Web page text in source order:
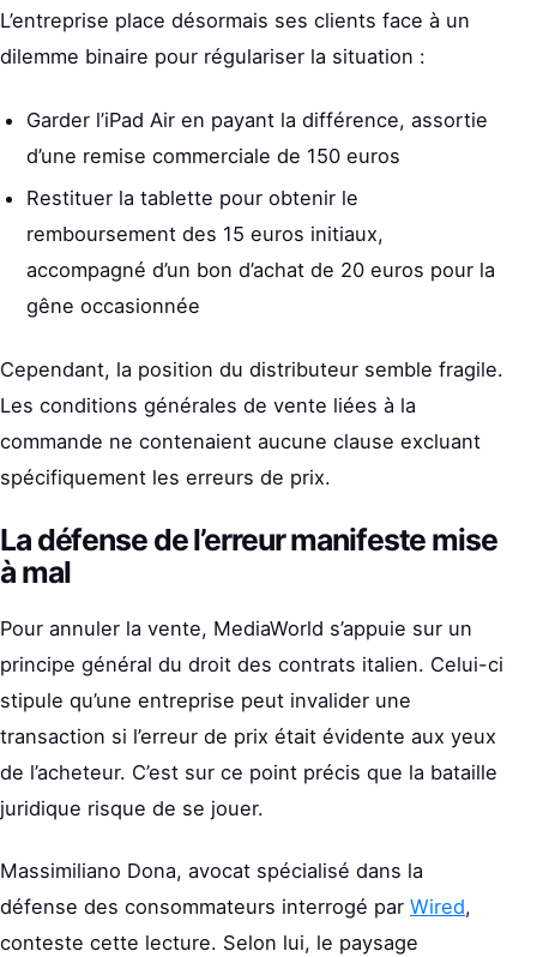
L’entreprise place désormais ses clients face à un
dilemme binaire pour régulariser la situation :
Garder l’iPad Air en payant la différence, assortie
d’une remise commerciale de 150 euros
Restituer la tablette pour obtenir le
remboursement des 15 euros initiaux,
accompagné d’un bon d’achat de 20 euros pour la
gêne occasionnée
Cependant, la position du distributeur semble fragile.
Les conditions générales de vente liées à la
commande ne contenaient aucune clause excluant
spécifiquement les erreurs de prix.
La défense de l’erreur manifeste mise
à mal
Pour annuler la vente, MediaWorld s’appuie sur un
principe général du droit des contrats italien. Celui-ci
stipule qu’une entreprise peut invalider une
transaction si l’erreur de prix était évidente aux yeux
de l’acheteur. C’est sur ce point précis que la bataille
juridique risque de se jouer.
Massimiliano Dona, avocat spécialisé dans la
défense des consommateurs interrogé par Wired,
conteste cette lecture. Selon lui, le paysage